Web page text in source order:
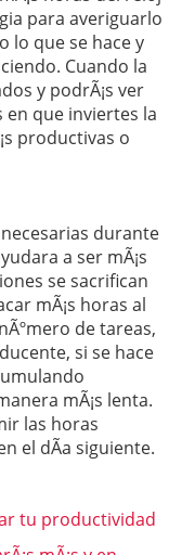
para averiguarlo
lo que se hace y
Cuando la
y podrÃ¡s ver
que inviertes la
productivas o
durante
a ser mÃ¡s
se sacrifican
mÃ¡s horas al
de tareas,
si se hace
mÃ¡s lenta.
las horas
el dÃ­a siguiente.
tu productividad